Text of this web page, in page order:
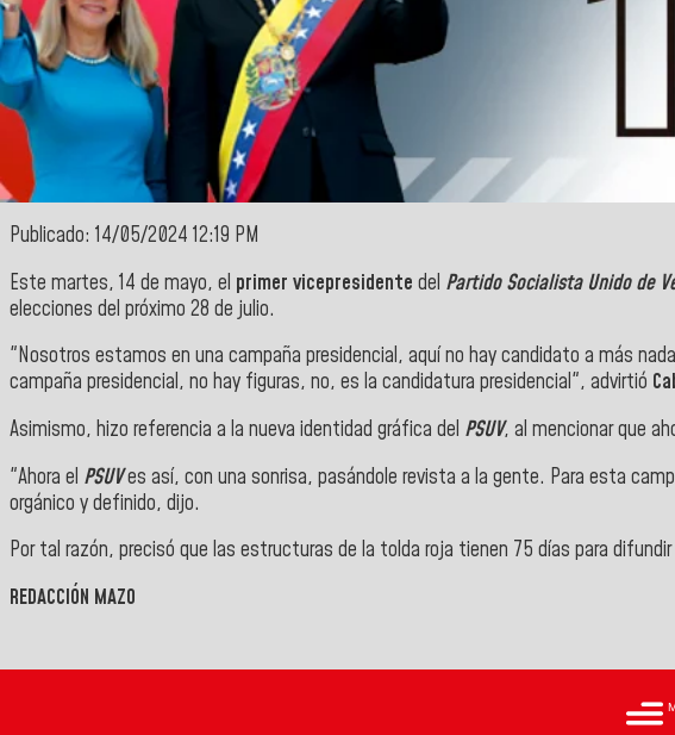
Publicado: 14/05/2024 12:19 PM
Este martes, 14 de mayo, el primer vicepresidente del Partido Socialista Unido de
elecciones del próximo 28 de julio.
"Nosotros estamos en una campaña presidencial, aquí no hay candidato a más
campaña presidencial, no hay figuras, no, es la candidatura presidencial", advirtió
Asimismo, hizo referencia a la nueva identidad gráfica del PSUV, al mencionar que
"Ahora el PSUVes así, con una sonrisa, pasándole revista a la gente. Para esta
orgánico y definido, dijo.
Por tal razón, precisó que las estructuras de la tolda roja tienen 75 días para
REDACCIÓN MAZO